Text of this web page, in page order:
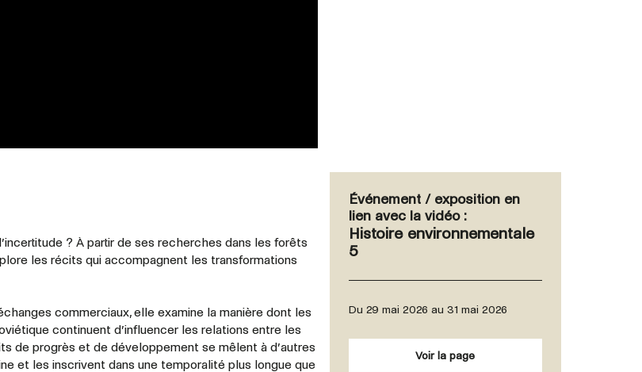
? À partir de ses recherches dans les forêts
les récits qui accompagnent les transformations
commerciaux, elle examine la manière dont les
continuent d’influencer les relations entre les
de progrès et de développement se mêlent à d’autres
et les inscrivent dans une temporalité plus longue que
Événement / exposition en
lien avec la vidéo :
Histoire environnementale
5
Du 29 mai 2026 au 31 mai 2026
Voir la page